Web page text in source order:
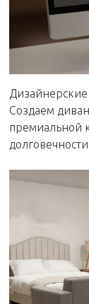
Создаем
премиальной